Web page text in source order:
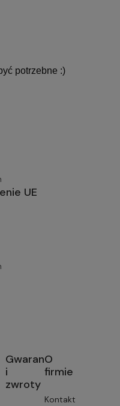
potrzebne :)
UE
Gwarancja
i
zwroty
O
firmie
Kontakt